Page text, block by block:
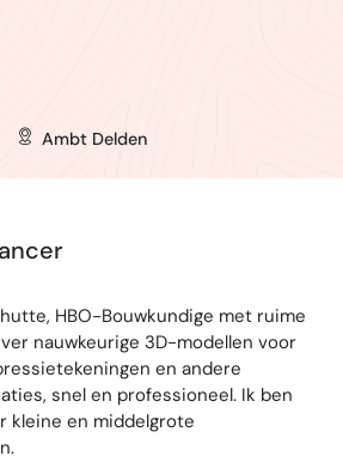
Ambt Delden
HBO-Bouwkundige met ruime
nauwkeurige 3D-modellen voor
en andere
snel en professioneel. Ik ben
kleine en middelgrote